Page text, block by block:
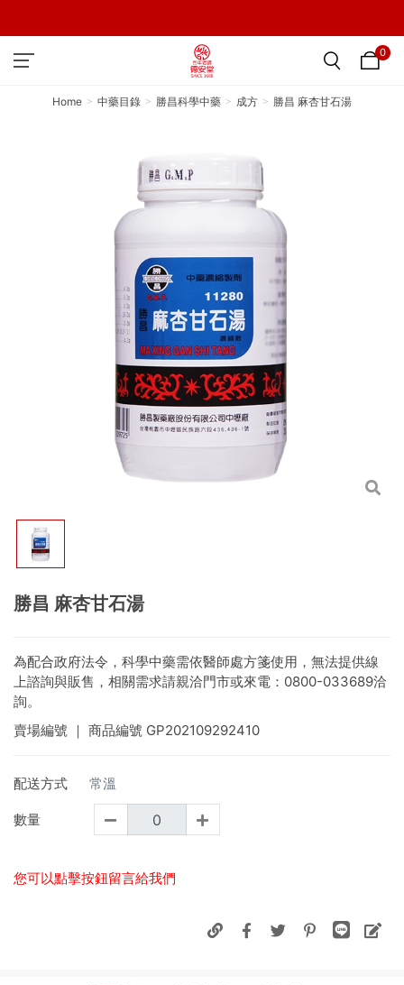
0
Home 中藥目錄 勝昌科學中藥 成方 勝昌 麻杏甘石湯
勝昌 麻杏甘石湯
為配合政府法令，科學中藥需依醫師處方箋使用，無法提供線
上諮詢與販售，相關需求請親洽門市或來電：0800-033689洽
詢。
賣場編號 ｜ 商品編號 GP202109292410
配送方式 常溫
數量
您可以點擊按鈕留言給我們